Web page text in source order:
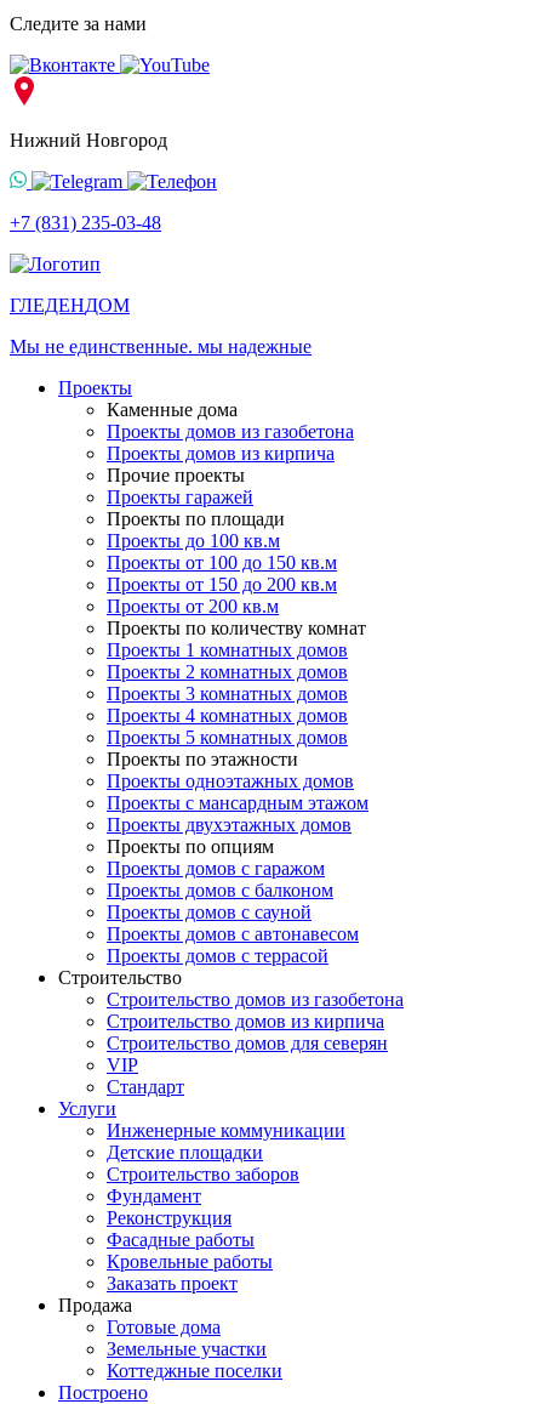
Следите за нами
Нижний Новгород
+7 (831) 235-03-48
ГЛЕДЕНДОМ
Мы не единственные. мы надежные
Проекты
Каменные дома
Проекты домов из газобетона
Проекты домов из кирпича
Прочие проекты
Проекты гаражей
Проекты по площади
Проекты до 100 кв.м
Проекты от 100 до 150 кв.м
Проекты от 150 до 200 кв.м
Проекты от 200 кв.м
Проекты по количеству комнат
Проекты 1 комнатных домов
Проекты 2 комнатных домов
Проекты 3 комнатных домов
Проекты 4 комнатных домов
Проекты 5 комнатных домов
Проекты по этажности
Проекты одноэтажных домов
Проекты с мансардным этажом
Проекты двухэтажных домов
Проекты по опциям
Проекты домов с гаражом
Проекты домов с балконом
Проекты домов с сауной
Проекты домов с автонавесом
Проекты домов с террасой
Строительство
Строительство домов из газобетона
Строительство домов из кирпича
Строительство домов для северян
VIP
Стандарт
Услуги
Инженерные коммуникации
Детские площадки
Строительство заборов
Фундамент
Реконструкция
Фасадные работы
Кровельные работы
Заказать проект
Продажа
Готовые дома
Земельные участки
Коттеджные поселки
Построено